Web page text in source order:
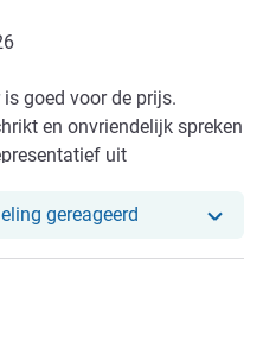
goed voor de prijs.
en onvriendelijk spreken
uit
gereageerd Ons hotel
2.0/5